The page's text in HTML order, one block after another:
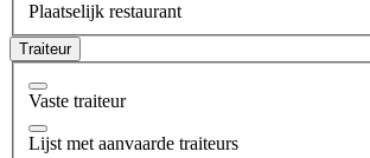
Plaatselijk restaurant
Traiteur
Vaste traiteur
Lijst met aanvaarde traiteurs